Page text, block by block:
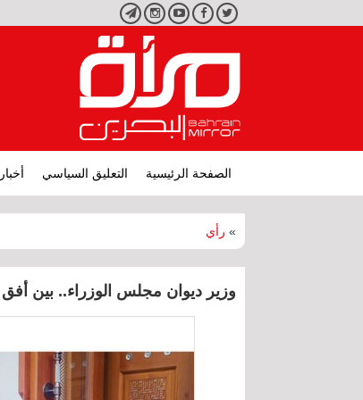
تويتر فيسبوكيوتيوبانستجرامتليجرام
الصفحة الرئيسية التعليق السياسي أخبار
» رأي
وزير ديوان مجلس الوزراء.. بين أفق